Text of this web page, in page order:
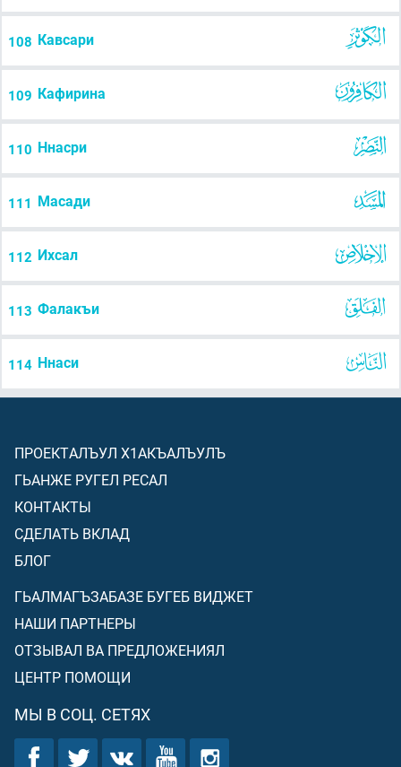
108 Кавсари
109 Кафирина
110 Ннасри
111 Масади
112 Ихсал
113 Фалакъи
114 Ннаси
ПРОЕКТАЛЪУЛ Х1АКЪАЛЪУЛЪ
ГЬАНЖЕ РУГЕЛ РЕСАЛ
КОНТАКТЫ
СДЕЛАТЬ ВКЛАД
БЛОГ
ГЬАЛМАГЪЗАБАЗЕ БУГЕБ ВИДЖЕТ
НАШИ ПАРТНЕРЫ
ОТЗЫВАЛ ВА ПРЕДЛОЖЕНИЯЛ
ЦЕНТР ПОМОЩИ
МЫ В СОЦ. СЕТЯХ